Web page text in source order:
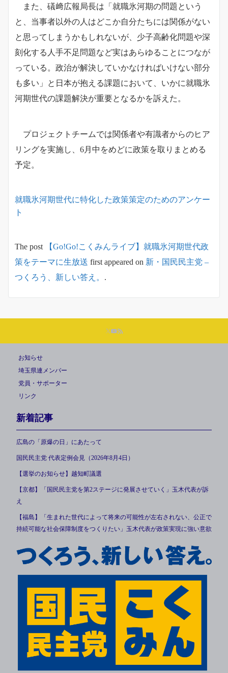
また、礒﨑広報局長は「就職氷河期の問題という
と、当事者以外の人はどこか自分たちには関係がない
と思ってしまうかもしれないが、少子高齢化問題や深
刻化する人手不足問題など実はあらゆることにつなが
っている。政治が解決していかなければいけない部分
も多い」と日本が抱える課題において、いかに就職氷
河期世代の課題解決が重要となるかを訴えた。
プロジェクトチームでは関係者や有識者からのヒア
リングを実施し、6月中をめどに政策を取りまとめる
予定。
就職氷河期世代に特化した政策策定のためのアンケー
ト
The post
【Go!Go!こくみんライブ】就職氷河期世代政
策をテーマに生放送 first appeared on 新・国民民主党 –
つくろう、新しい答え。 .
お知らせ
埼玉県連メンバー
党員・サポーター
リンク
新着記事
広島の「原爆の日」にあたって
国民民主党 代表定例会見（2026年8月4日）
【選挙のお知らせ】越知町議選
【京都】「国民民主党を第2ステージに発展させていく」玉木代表が訴
え
【福島】「生まれた世代によって将来の可能性が左右されない、公正で
持続可能な社会保障制度をつくりたい」玉木代表が政策実現に強い意欲